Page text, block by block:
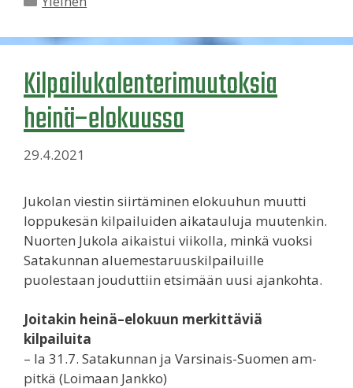
Kilpailukalenterimuutoksia
heinä–elokuussa
29.4.2021
Jukolan viestin siirtäminen elokuuhun muutti
loppukesän kilpailuiden aikatauluja muutenkin.
Nuorten Jukola aikaistui viikolla, minkä vuoksi
Satakunnan aluemestaruuskilpailuille
puolestaan jouduttiin etsimään uusi ajankohta.
Joitakin heinä–elokuun merkittäviä
kilpailuita
– la 31.7. Satakunnan ja Varsinais-Suomen am-
pitkä (Loimaan Jankko)